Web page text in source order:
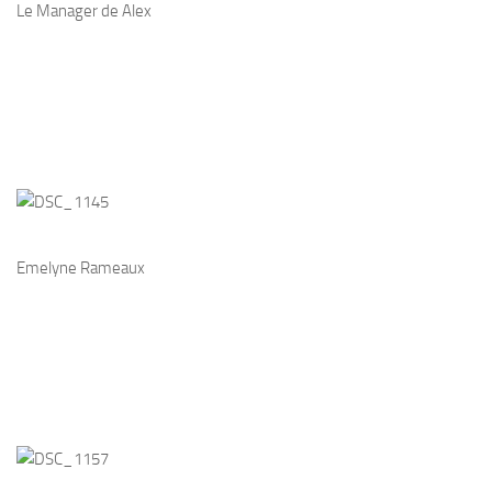
Le Manager de Alex
Emelyne Rameaux